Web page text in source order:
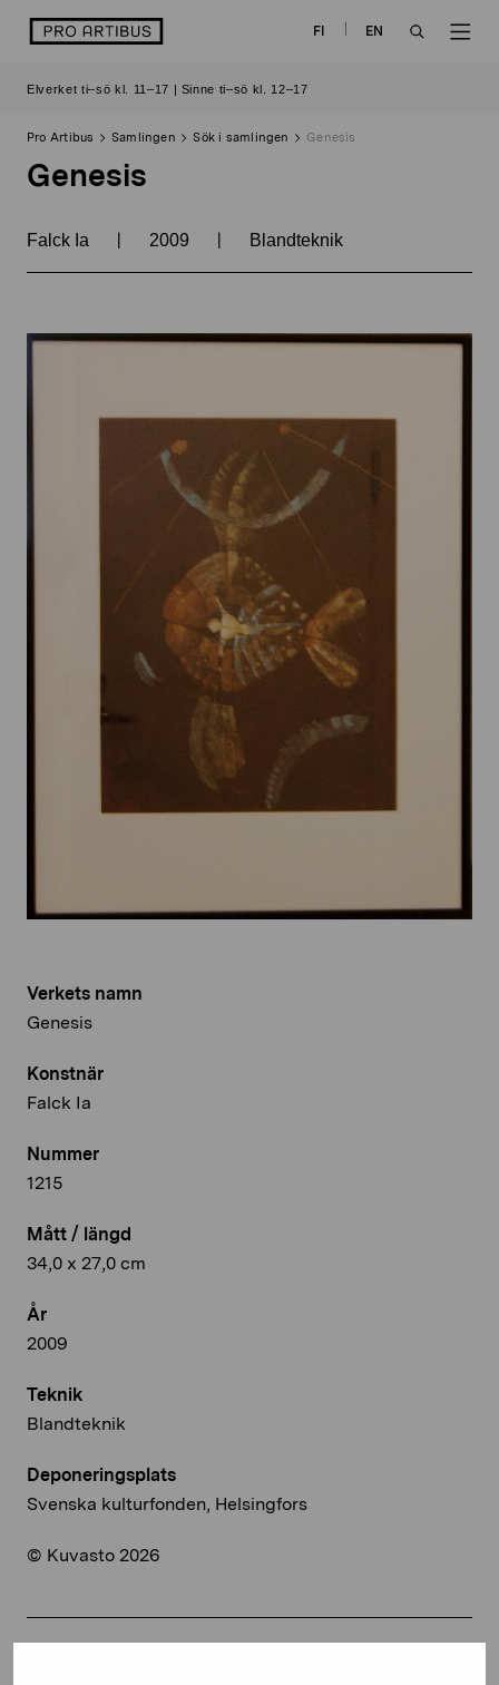
logo FI
EN
Elverket ti–sö kl. 11–17 | Sinne ti–sö kl. 12–17
Pro Artibus Samlingen Sök i samlingen Genesis
Genesis
Falck Ia | 2009 | Blandteknik
Verkets namn
Genesis
Konstnär
Falck Ia
Nummer
1215
Mått / längd
34,0 x 27,0 cm
År
2009
Teknik
Blandteknik
Deponeringsplats
Svenska kulturfonden, Helsingfors
© Kuvasto 2026